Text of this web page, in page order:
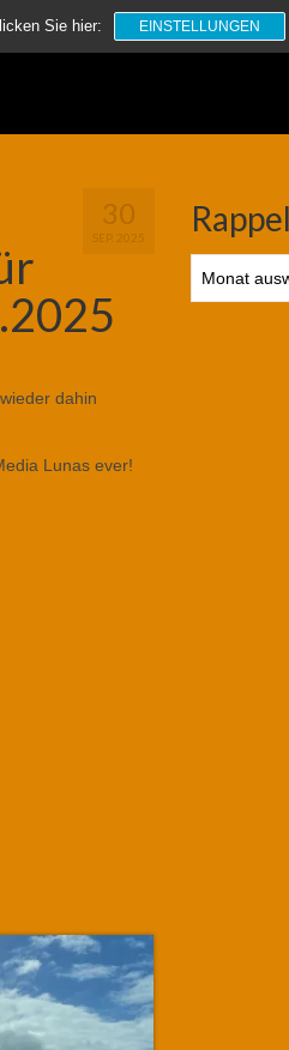
Suchen
nach:
30
SEP. 2025
dahin
Lunas ever!
Archiv
Sie hier: EINSTELLUNGEN